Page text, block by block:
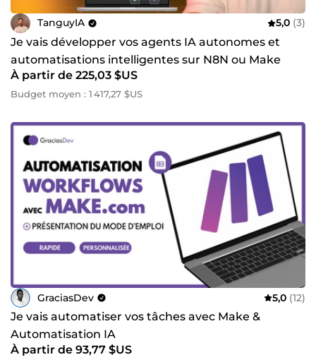
TanguyIA 5,0 (3)
Je vais développer vos agents IA autonomes et
automatisations intelligentes sur N8N ou Make
À partir de 225,03 $US
Budget moyen : 1 417,27 $US
GraciasDev 5,0 (12)
Je vais automatiser vos tâches avec Make &
Automatisation IA
À partir de 93,77 $US